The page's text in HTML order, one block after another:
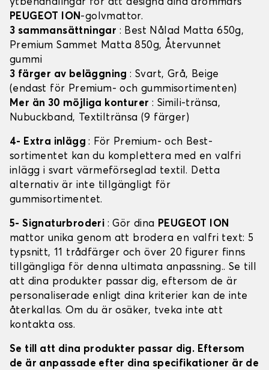
ytbehandlingar för att designa dina drömmars
PEUGEOT ION-golvmattor.
3 sammansättningar : Best Nålad Matta 650g,
Premium Sammet Matta 850g, Återvunnet
gummi
3 färger av beläggning: Svart, Grå, Beige
(endast för Premium- och gummisortimenten)
Mer än 30 möjliga konturer : Simili-tränsa,
Nubuckband, Textiltränsa (9 färger)
4- Extra inlägg: För Premium- och Best-
sortimentet kan du komplettera med en valfri
inlägg i svart värmeförseglad textil. Detta
alternativ är inte tillgängligt för
gummisortimentet.
5- Signaturbroderi : Gör dina PEUGEOT ION
mattor unika genom att brodera en valfri text: 5
typsnitt, 11 trådfärger och över 20 figurer finns
tillgängliga för denna ultimata anpassning.. Se till
att dina produkter passar dig, eftersom de är
personaliserade enligt dina kriterier kan de inte
återkallas. Om du är osäker, tveka inte att
kontakta oss.
Se till att dina produkter passar dig. Eftersom
de är anpassade efter dina specifikationer är de